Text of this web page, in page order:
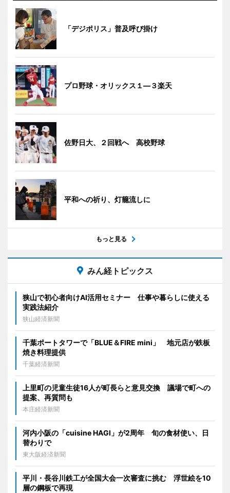
「デジポリス」普及呼び掛け
プロ野球・オリックス１―３楽天
佐野日大、２回戦へ 高校野球
平和への祈り、灯籠流しに
もっと見る
みん経トピックス
狭山で初心者向けAI活用セミナー 仕事や暮らしに使える
実践法紹介
狭山経済新聞
千葉ポートタワーで「BLUE＆FIRE mini」 地元店が鉄板
焼き料理提供
千葉経済新聞
上里町の児童生徒16人が町長らと意見交換 議場で町への
提案、再質問も
本庄経済新聞
河内小阪の「cuisine HAGI」が2周年 旬の食材使い、日
替わりで
東大阪経済新聞
平川・長谷川鉄工が全国大会一次審査に挑む 浮世絵を10
層の鋼板で再現